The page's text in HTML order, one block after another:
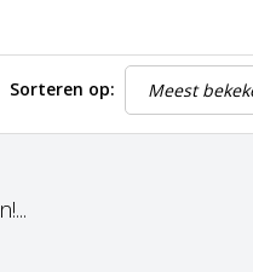
Sorteren op: